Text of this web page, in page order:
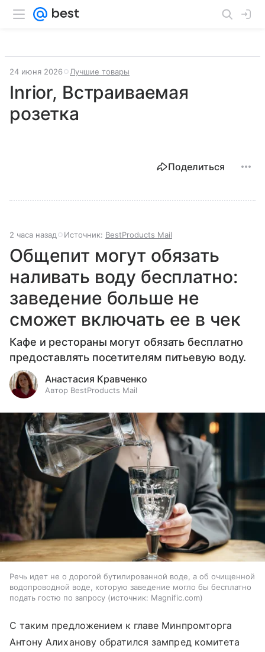
24 июня 2026 Лучшие товары
Inrior, Встраиваемая
розетка
Поделиться
2 часа назад Источник: BestProducts Mail
Общепит могут обязать
наливать воду бесплатно:
заведение больше не
сможет включать ее в чек
Кафе и рестораны могут обязать бесплатно
предоставлять посетителям питьевую воду.
Анастасия Кравченко
Автор BestProducts Mail
Речь идет не о дорогой бутилированной воде, а об очищенной
водопроводной воде, которую заведение могло бы бесплатно
подать гостю по запросу
источник: Magnific.com
С таким предложением к главе Минпромторга
Антону Алиханову обратился зампред комитета